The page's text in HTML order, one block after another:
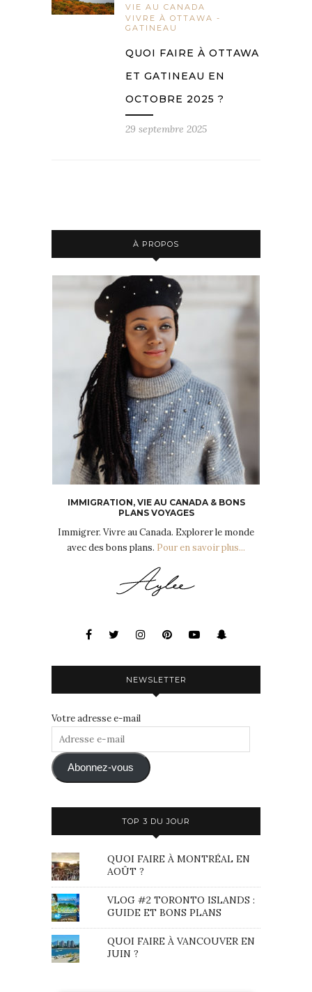
VIE AU CANADA
VIVRE À OTTAWA -
GATINEAU
QUOI FAIRE À OTTAWA
ET GATINEAU EN
OCTOBRE 2025 ?
29 septembre 2025
À PROPOS
IMMIGRATION, VIE AU CANADA & BONS
PLANS VOYAGES
Immigrer. Vivre au Canada. Explorer le monde
avec des bons plans. Pour en savoir plus...
NEWSLETTER
Votre adresse e-mail
Adresse
mail Abonnez-vous
TOP 3 DU JOUR
QUOI FAIRE À MONTRÉAL EN
AOÛT ?
VLOG #2 TORONTO ISLANDS :
GUIDE ET BONS PLANS
QUOI FAIRE À VANCOUVER EN
JUIN ?